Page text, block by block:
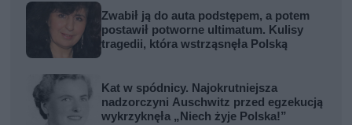
Zwabił ją do auta podstępem, a potem
postawił potworne ultimatum. Kulisy
tragedii, która wstrząsnęła Polską
Kat w spódnicy. Najokrutniejsza
nadzorczyni Auschwitz przed egzekucją
wykrzyknęła „Niech żyje Polska!”